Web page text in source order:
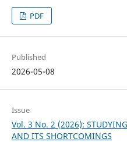
PDF
Published
2026-05-08
Issue
Vol. 3 No. 2 (2026): STUDYING
AND ITS SHORTCOMINGS